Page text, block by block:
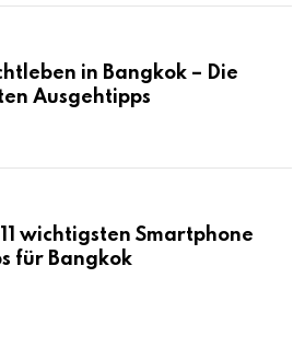
in Bangkok – Die
Ausgehtipps
11 wichtigsten Smartphone
für Bangkok